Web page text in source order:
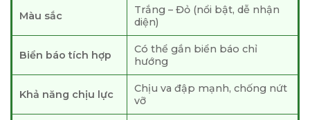
Màu sắc
Trắng – Đỏ (nổi bật, dễ nhận
diện)
Biển báo tích hợp
Có thể gắn biển báo chỉ
hướng
Khả năng chịu lực
Chịu va đập mạnh, chống nứt
vỡ